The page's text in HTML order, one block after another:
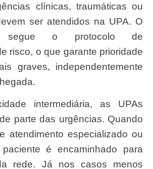
clínicas, traumáticas ou
ser atendidos na UPA. O
segue o protocolo de
risco, o que garante prioridade
graves, independentemente
parte das urgências. Quando
atendimento especializado ou
é encaminhado para
rede. Já nos casos menos